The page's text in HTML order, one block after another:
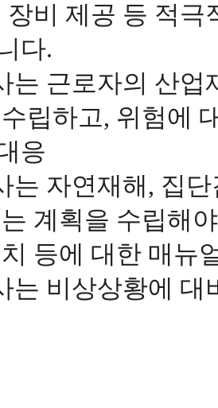
장비 제공 등 적
다.
로자의 산업재
립하고, 위험에
응
연재해, 집단
계획을 수립해
등에 대한 매뉴
상상황에 대비